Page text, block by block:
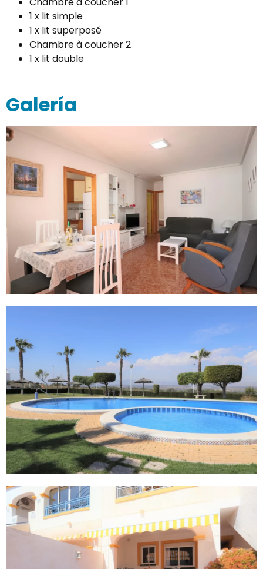
1 x lit simple
1 x lit superposé
Chambre à coucher 2
1 x lit double
Galería